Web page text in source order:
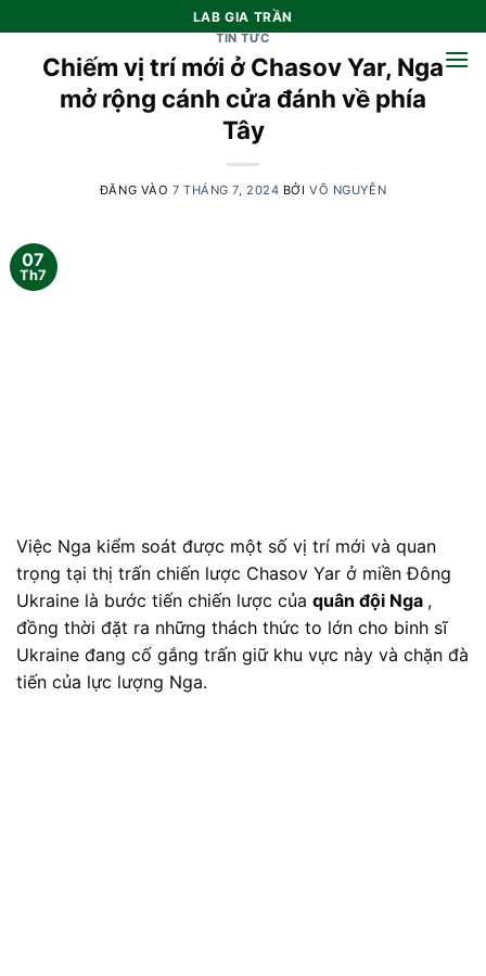
qua
LAB GIA TRẦN
TIN TỨC
Chiếm vị trí mới ở Chasov Yar, Nga
mở rộng cánh cửa đánh về phía
Tây
ĐĂNG VÀO 7 THÁNG 7, 2024 BỞIVÕ NGUYỄN
07
Th7
Việc Nga kiểm soát được một số vị trí mới và quan
trọng tại thị trấn chiến lược Chasov Yar ở miền Đông
Ukraine là bước tiến chiến lược của quân đội Nga ,
đồng thời đặt ra những thách thức to lớn cho binh sĩ
Ukraine đang cố gắng trấn giữ khu vực này và chặn đà
tiến của lực lượng Nga.